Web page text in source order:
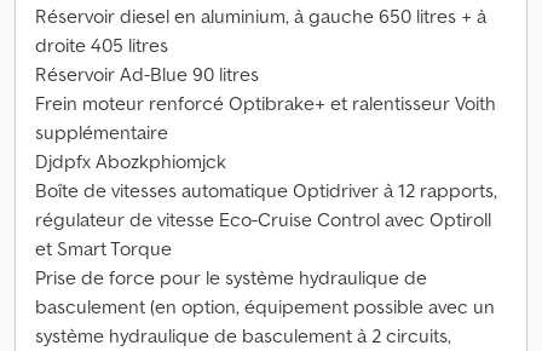
Réservoir diesel en aluminium, à gauche 650 litres + à
droite 405 litres
Réservoir Ad-Blue 90 litres
Frein moteur renforcé Optibrake+ et ralentisseur Voith
supplémentaire
Djdpfx Abozkphiomjck
Boîte de vitesses automatique Optidriver à 12 rapports,
régulateur de vitesse Eco-Cruise Control avec Optiroll
et Smart Torque
Prise de force pour le système hydraulique de
basculement (en option, équipement possible avec un
système hydraulique de basculement à 2 circuits,